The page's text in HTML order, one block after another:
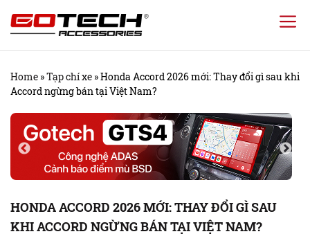
Chuyển
đến
dung
Home »Tạp chí xe »Honda Accord 2026 mới: Thay đổi gì sau khi
Accord ngừng bán tại Việt Nam?
HONDA ACCORD 2026 MỚI: THAY ĐỔI GÌ SAU
KHI ACCORD NGỪNG BÁN TẠI VIỆT NAM?